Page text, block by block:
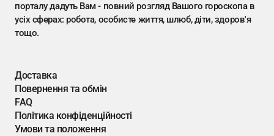
порталу дадуть Вам - повний розгляд Вашого гороскопа в
усіх сферах: робота, особисте життя, шлюб, діти, здоров'я
тощо.
Доставка
Повернення та обмін
FAQ
Політика конфіденційності
Умови та положення